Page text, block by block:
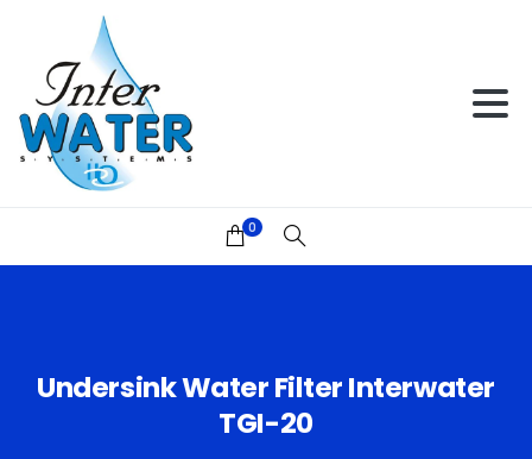
0
UndersinkWaterFilterInterwater
TGI-20